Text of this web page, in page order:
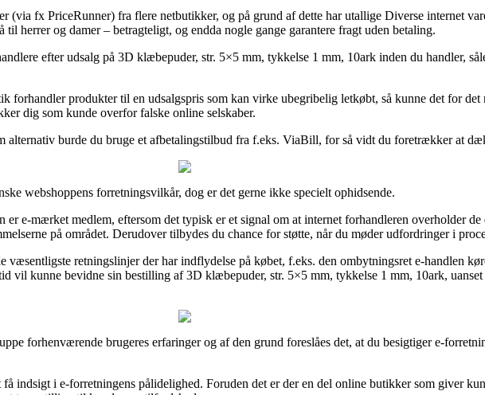
(via fx PriceRunner) fra flere netbutikker, og på grund af dette har utallige Diverse internet
herrer og damer – betragteligt, og endda nogle gange garantere fragt uden betaling.
efter udsalg på 3D klæbepuder, str. 5×5 mm, tykkelse 1 mm, 10ark inden du handler,
produkter til en udsalgspris som kan virke ubegribelig letkøbt, så kunne det for det
dig som kunde overfor falske online selskaber.
alternativ burde du bruge et afbetalingstilbud fra f.eks. ViaBill, for så vidt du foretrækker at
webshoppens forretningsvilkår, dog er det gerne ikke specielt ophidsende.
e-mærket medlem, eftersom det typisk er et signal om at internet forhandleren overholder
på området. Derudover tilbydes du chance for støtte, når du møder udfordringer i
retningslinjer der har indflydelse på købet, f.eks. den ombytningsret e-handlen
vil kunne bevidne sin bestilling af 3D klæbepuder, str. 5×5 mm, tykkelse 1 mm, 10ark,
forhenværende brugeres erfaringer og af den grund foreslåes det, at du besigtiger e-
indsigt i e-forretningens pålidelighed. Foruden det er der en del online butikker som giver